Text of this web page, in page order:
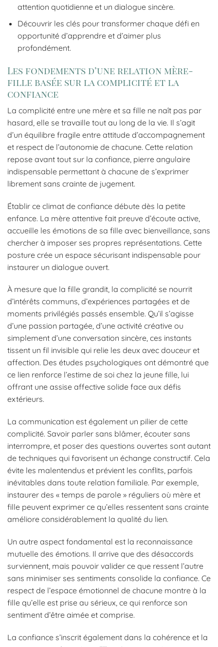
attention quotidienne et un dialogue sincère.
Découvrir les clés pour transformer chaque défi en
opportunité d’apprendre et d’aimer plus
profondément.
Les fondements d’une relation mère-
fille basée sur la complicité et la
confiance
La complicité entre une mère et sa fille ne naît pas par
hasard, elle se travaille tout au long de la vie. Il s’agit
d’un équilibre fragile entre attitude d’accompagnement
et respect de l’autonomie de chacune. Cette relation
repose avant tout sur la confiance, pierre angulaire
indispensable permettant à chacune de s’exprimer
librement sans crainte de jugement.
Établir ce climat de confiance débute dès la petite
enfance. La mère attentive fait preuve d’écoute active,
accueille les émotions de sa fille avec bienveillance, sans
chercher à imposer ses propres représentations. Cette
posture crée un espace sécurisant indispensable pour
instaurer un dialogue ouvert.
À mesure que la fille grandit, la complicité se nourrit
d’intérêts communs, d’expériences partagées et de
moments privilégiés passés ensemble. Qu’il s’agisse
d’une passion partagée, d’une activité créative ou
simplement d’une conversation sincère, ces instants
tissent un fil invisible qui relie les deux avec douceur et
affection. Des études psychologiques ont démontré que
ce lien renforce l’estime de soi chez la jeune fille, lui
offrant une assise affective solide face aux défis
extérieurs.
La communication est également un pilier de cette
complicité. Savoir parler sans blâmer, écouter sans
interrompre, et poser des questions ouvertes sont autant
de techniques qui favorisent un échange constructif. Cela
évite les malentendus et prévient les conflits, parfois
inévitables dans toute relation familiale. Par exemple,
instaurer des « temps de parole » réguliers où mère et
fille peuvent exprimer ce qu’elles ressentent sans crainte
améliore considérablement la qualité du lien.
Un autre aspect fondamental est la reconnaissance
mutuelle des émotions. Il arrive que des désaccords
surviennent, mais pouvoir valider ce que ressent l’autre
sans minimiser ses sentiments consolide la confiance. Ce
respect de l’espace émotionnel de chacune montre à la
fille qu’elle est prise au sérieux, ce qui renforce son
sentiment d’être aimée et comprise.
La confiance s’inscrit également dans la cohérence et la